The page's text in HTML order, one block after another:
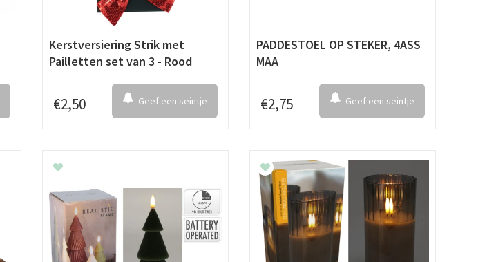
Kerstversiering Strik met
Pailletten set van 3 - Rood
€2,50 Geef een seintje
PADDESTOEL OP STEKER, 4ASS
MAA
€2,75 Geef een seintje